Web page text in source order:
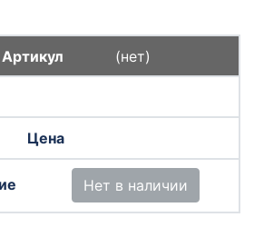
(нет)
Нет в наличии